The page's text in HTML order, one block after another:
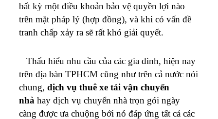
bất kỳ một điều khoản bảo vệ quyền lợi nào
trên mặt pháp lý (hợp đồng), và khi có vấn đề
tranh chấp xảy ra sẽ rất khó giải quyết.
Thấu hiểu nhu cầu của các gia đình, hiện nay
trên địa bàn TPHCM cũng như trên cả nước nói
chung, dịch vụ thuê xe tải vận chuyển
nhà hay dịch vụ chuyển nhà trọn gói ngày
càng được ưa chuộng bởi nó đáp ứng tất cả các